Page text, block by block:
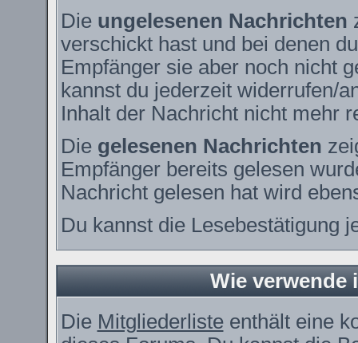
Die ungelesenen Nachrichten
verschickt hast und bei denen
Empfänger sie aber noch nicht
kannst du jederzeit widerrufen/
Inhalt der Nachricht nicht mehr
Die gelesenen Nachrichten
Empfänger bereits gelesen
Nachricht gelesen hat wird
Du kannst die Lesebestätigung
Wie verwende
Die Mitgliederlisteenthält eine